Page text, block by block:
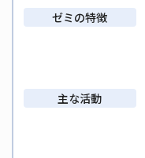
ゼミの特徴
主な活動